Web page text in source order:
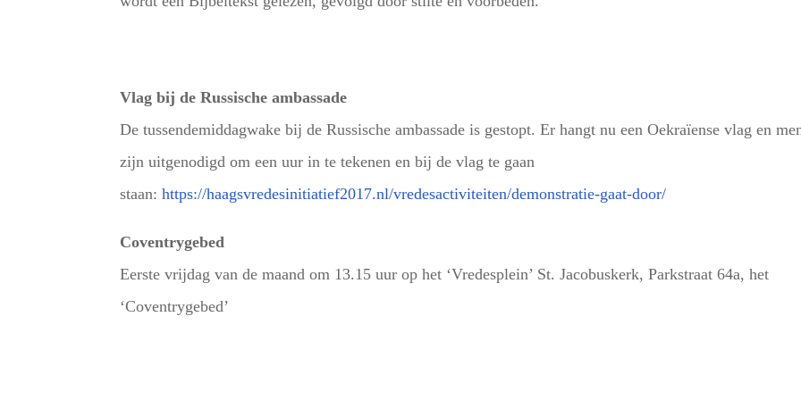
Vlag bij de Russische ambassade
De tussendemiddagwake bij de Russische ambassade is gestopt. Er hangt nu een Oekraïense vlag en
zijn uitgenodigd om een uur in te tekenen en bij de vlag te gaan
staan:https://haagsvredesinitiatief2017.nl/vredesactiviteiten/demonstratie-gaat-door/
Coventrygebed
Eerste vrijdag van de maand om 13.15 uur op het ‘Vredesplein’ St. Jacobuskerk, Parkstraat 64a, het
‘Coventrygebed’